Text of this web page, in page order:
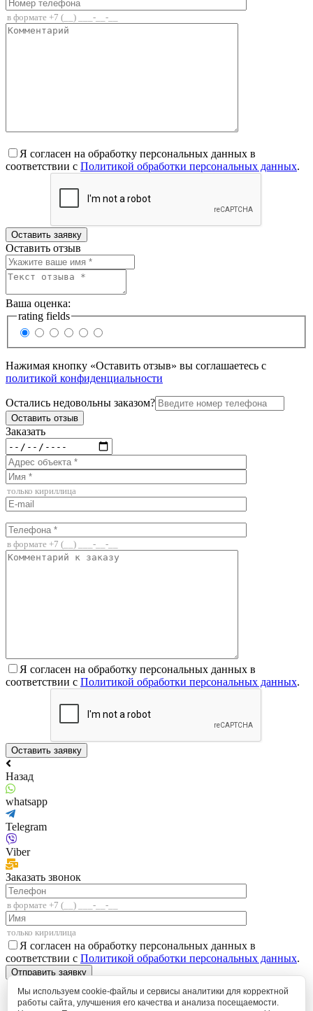
Я согласен на обработку персональных данных в
соответствии с Политикой обработки персональных данных.
Оставить отзыв
Ваша оценка:
rating fields
Нажимая кнопку «Оставить отзыв» вы соглашаетесь с
политикой конфиденциальности
Остались недовольны заказом?
Заказать
Я согласен на обработку персональных данных в
соответствии с Политикой обработки персональных данных.
Назад
whatsapp
Telegram
Viber
Заказать звонок
Я согласен на обработку персональных данных в
соответствии с Политикой обработки персональных данных.
Мы используем cookie-файлы и сервисы аналитики для корректной
работы сайта, улучшения его качества и анализа посещаемости.